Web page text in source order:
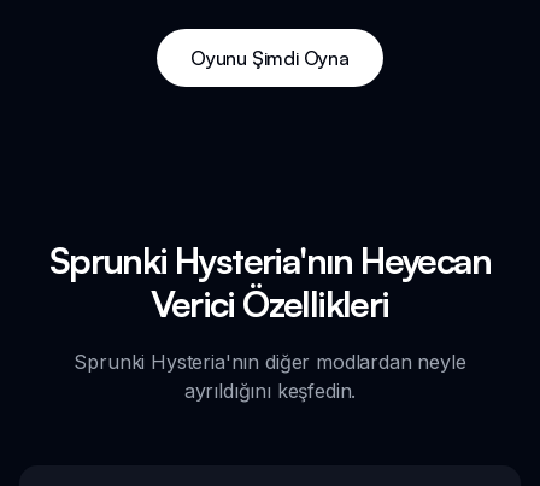
Oyunu Şimdi Oyna
Sprunki Hysteria'nın Heyecan
Verici Özellikleri
Sprunki Hysteria'nın diğer modlardan neyle
ayrıldığını keşfedin.